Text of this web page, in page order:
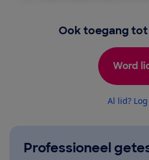
Ook toegang
Word
Al lid?
Professioneel